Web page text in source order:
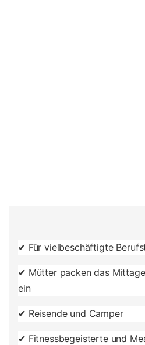
✔ Für vielbeschäftigte
✔ Mütter packen das
ein
✔ Reisende und Camper
✔ Fitnessbegeisterte und